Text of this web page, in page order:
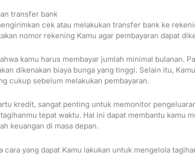
transfer bank
cek atau melakukan transfer bank ke
nomor rekening Kamu agar pembayaran dapat
kamu harus membayar jumlah minimal bulanan.
dikenakan biaya bunga yang tinggi. Selain itu,
cukup sebelum melakukan pembayaran.
kredit, sangat penting untuk memonitor
tepat waktu. Hal ini dapat membantu kamu
keuangan di masa depan.
cara yang dapat Kamu lakukan untuk mengelola